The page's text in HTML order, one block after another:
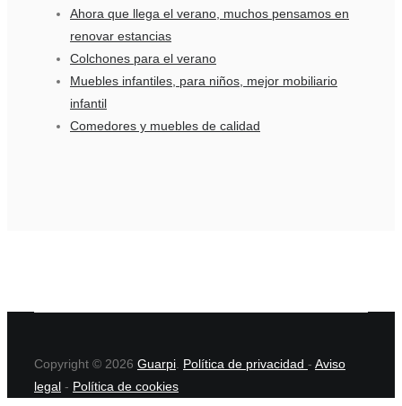
Ahora que llega el verano, muchos pensamos en
renovar estancias
Colchones para el verano
Muebles infantiles, para niños, mejor mobiliario
infantil
Comedores y muebles de calidad
Copyright © 2026 Guarpi Política de privacidad - Aviso
legal - Política de cookies